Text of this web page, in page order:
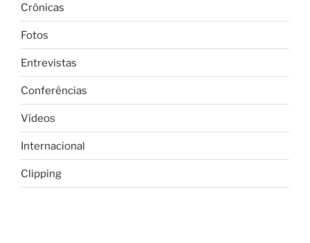
Crônicas
Fotos
Entrevistas
Conferências
Vídeos
Internacional
Clipping